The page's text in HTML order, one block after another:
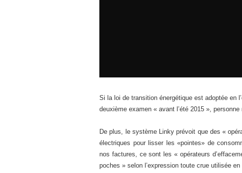
Si la loi de transition énergétique est adoptée en
deuxième examen « avant l’été 2015 »,
De plus, le système Linky prévoit que des «
électriques pour lisser les «pointes» de
nos factures, ce sont les « opérateurs
poches » selon l’expression toute crue utilisée